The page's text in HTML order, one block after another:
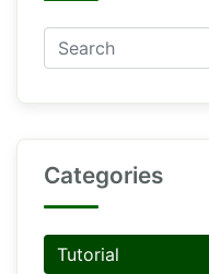
Categories
Tutorial